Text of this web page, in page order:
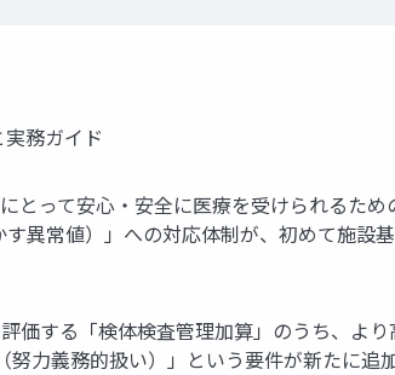
務ガイド
とって安心・安全に医療を受けられるため
異常値）」への対応体制が、初めて施設
価する「検体検査管理加算」のうち、よ
力義務的扱い）」という要件が新たに追